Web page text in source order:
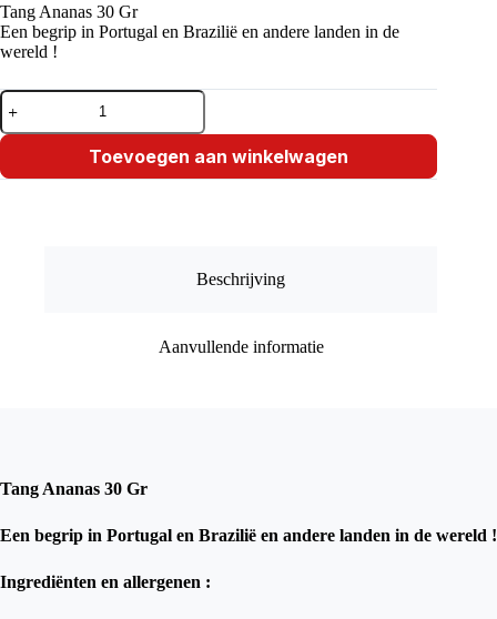
Tang Ananas 30 Gr
Een begrip in Portugal en Brazilië en andere landen in de
wereld !
Tang
Ananas
30
aantal
Toevoegen aan winkelwagen
Beschrijving
Aanvullende informatie
Tang Ananas 30 Gr
Een begrip in Portugal en Brazilië en andere landen in de wereld !
Ingrediënten en allergenen :